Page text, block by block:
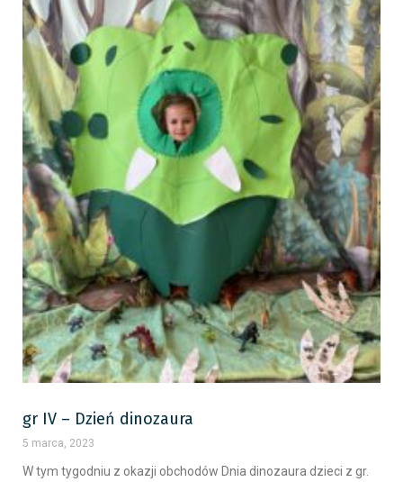
gr IV – Dzień dinozaura
5 marca, 2023
W tym tygodniu z okazji obchodów Dnia dinozaura dzieci z gr.